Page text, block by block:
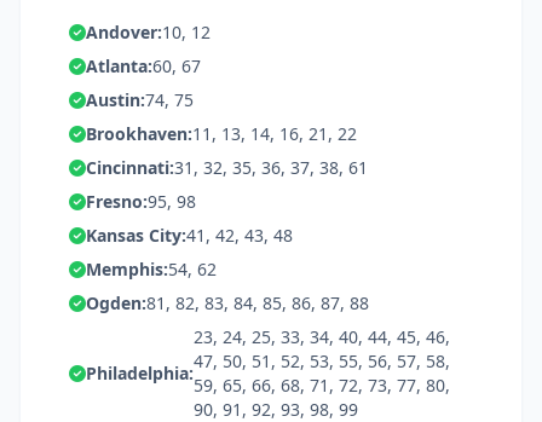
Andover:10, 12
Atlanta:60, 67
Austin:74, 75
Brookhaven:11, 13, 14, 16, 21, 22
Cincinnati:31, 32, 35, 36, 37, 38, 61
Fresno:95, 98
Kansas City:41, 42, 43, 48
Memphis:54, 62
Ogden:81, 82, 83, 84, 85, 86, 87, 88
Philadelphia:
23, 24, 25, 33, 34, 40, 44, 45, 46,
47, 50, 51, 52, 53, 55, 56, 57, 58,
59, 65, 66, 68, 71, 72, 73, 77, 80,
90, 91, 92, 93, 98, 99